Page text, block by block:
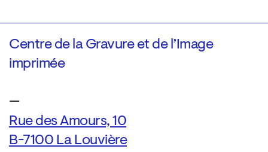
Centre de la Gravure et de l’Image
imprimée
—
Rue des Amours, 10
B-7100 La Louvière